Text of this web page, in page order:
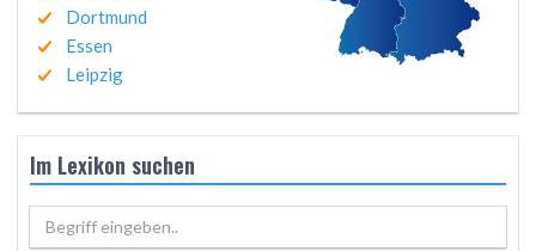
Dortmund
Essen
Leipzig
Im Lexikon suchen
Begriff eingeben..